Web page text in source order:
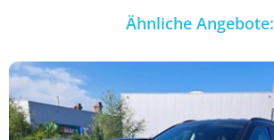
Ähnliche Angebote: